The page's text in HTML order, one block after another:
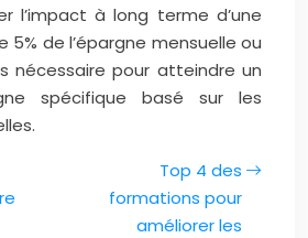
l’impact à long terme d’une
de l’épargne mensuelle ou
nécessaire pour atteindre un
spécifique basé sur les
Top 4 des
formations pour
améliorer les